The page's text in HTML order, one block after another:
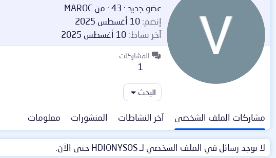
عضو جديد ·
· من MAROC
إنضم 10 أغسطس 2025
آخر نشاط 10 أغسطس 2025
المشاركات
1
البحث
مشاركات الملف الشخصي آخر النشاطات المنشورات معلومات
لا توجد رسائل في الملف الشخصي لـ HDIONYSOS حتى الآن.